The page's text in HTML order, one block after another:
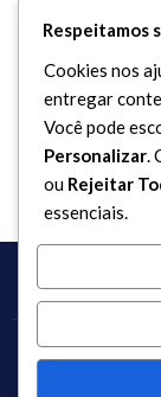
Downloads
Copyright
Respeitamos
Cookies nos
entregar
Você pode
Personalizar.
ou Rejeitar
essenciais.